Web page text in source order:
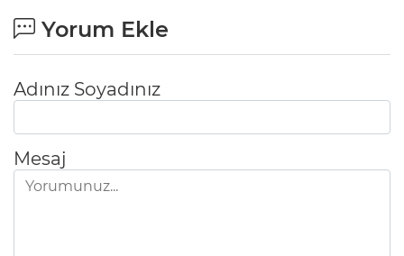
Yorum Ekle
Adınız Soyadınız
Mesaj